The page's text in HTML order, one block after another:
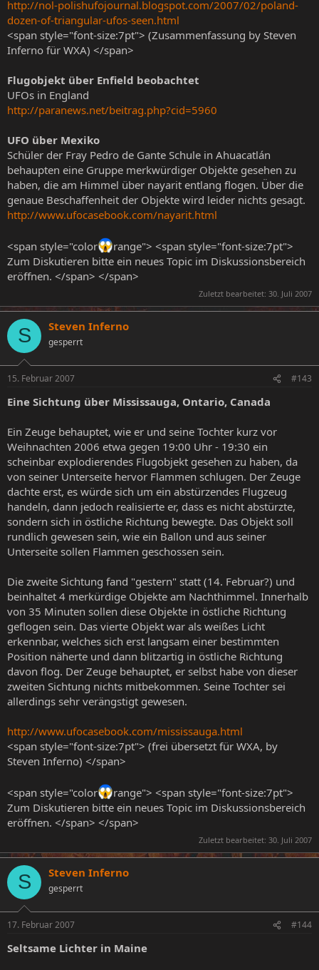
http://nol-polishufojournal.blogspot.com/2007/02/poland-
dozen-of-triangular-ufos-seen.html
<span style="font-size:7pt"> (Zusammenfassung by Steven
Inferno für WXA) </span>
Flugobjekt über Enfield beobachtet
UFOs in England
http://paranews.net/beitrag.php?cid=5960
UFO über Mexiko
Schüler der Fray Pedro de Gante Schule in Ahuacatlán
behaupten eine Gruppe merkwürdiger Objekte gesehen zu
haben, die am Himmel über nayarit entlang flogen. Über die
genaue Beschaffenheit der Objekte wird leider nichts gesagt.
http://www.ufocasebook.com/nayarit.html
<span style="color
range"> <span style="font-size:7pt">
Zum Diskutieren bitte ein neues Topic im Diskussionsbereich
eröffnen. </span> </span>
Zuletzt bearbeitet: 30. Juli 2007
S Steven Inferno
gesperrt
15. Februar 2007 #143
Eine Sichtung über Mississauga, Ontario, Canada
Ein Zeuge behauptet, wie er und seine Tochter kurz vor
Weihnachten 2006 etwa gegen 19:00 Uhr - 19:30 ein
scheinbar explodierendes Flugobjekt gesehen zu haben, da
von seiner Unterseite hervor Flammen schlugen. Der Zeuge
dachte erst, es würde sich um ein abstürzendes Flugzeug
handeln, dann jedoch realisierte er, dass es nicht abstürzte,
sondern sich in östliche Richtung bewegte. Das Objekt soll
rundlich gewesen sein, wie ein Ballon und aus seiner
Unterseite sollen Flammen geschossen sein.
Die zweite Sichtung fand "gestern" statt (14. Februar?) und
beinhaltet 4 merkürdige Objekte am Nachthimmel. Innerhalb
von 35 Minuten sollen diese Objekte in östliche Richtung
geflogen sein. Das vierte Objekt war als weißes Licht
erkennbar, welches sich erst langsam einer bestimmten
Position näherte und dann blitzartig in östliche Richtung
davon flog. Der Zeuge behauptet, er selbst habe von dieser
zweiten Sichtung nichts mitbekommen. Seine Tochter sei
allerdings sehr verängstigt gewesen.
http://www.ufocasebook.com/mississauga.html
<span style="font-size:7pt"> (frei übersetzt für WXA, by
Steven Inferno) </span>
<span style="color
range"> <span style="font-size:7pt">
Zum Diskutieren bitte ein neues Topic im Diskussionsbereich
eröffnen. </span> </span>
Zuletzt bearbeitet: 30. Juli 2007
S Steven Inferno
gesperrt
17. Februar 2007 #144
Seltsame Lichter in Maine